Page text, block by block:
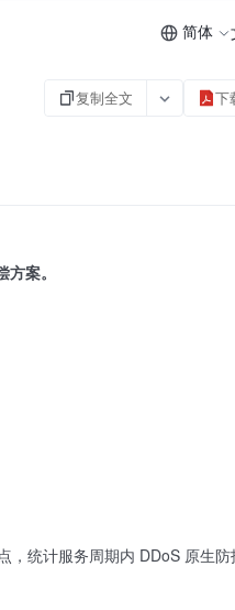
简体
复制全文 下
案。
统计服务周期内 DDoS 原生